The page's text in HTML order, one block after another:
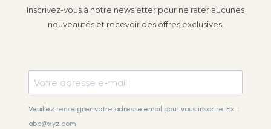
Inscrivez-vous à notre newsletter pour ne rater aucunes
nouveautés et recevoir des offres exclusives.
Veuillez renseigner votre adresse email pour vous inscrire. Ex. :
abc@xyz.com